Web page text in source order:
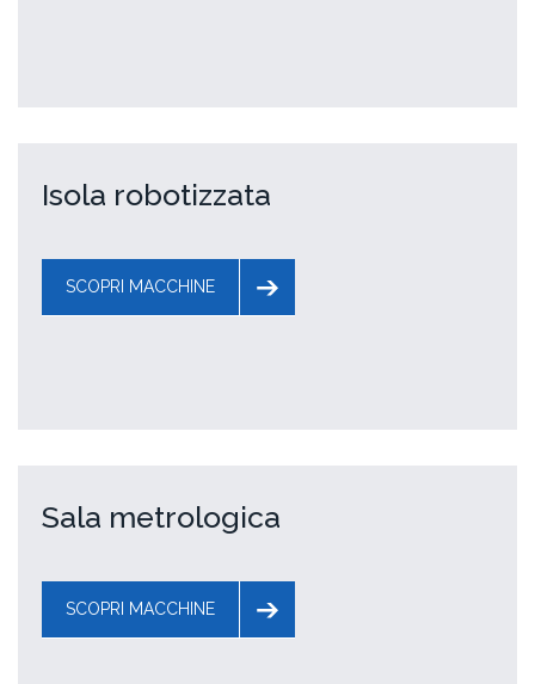
Isola robotizzata
SCOPRI MACCHINE
Sala metrologica
SCOPRI MACCHINE